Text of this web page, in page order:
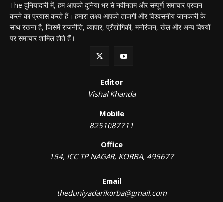
The दुनियादारी में, हम आपको दुनिया भर से नवीनतम और सम्पूर्ण समाचार प्रदान
करने का प्रयास करते हैं। हमारा लक्ष्य आपको ताजगी और विश्वसनीय जानकारी के
साथ रखना है, जिसमें राजनीति, व्यापार, प्रौद्योगिकी, मनोरंजन, खेल और अन्य विषयों
पर समाचार शामिल होते हैं।
Editor
Vishal Khanda
Mobile
8251087711
Office
154, ICC TP NAGAR, KORBA, 495677
Email
theduniyadarikorba@gmail.com